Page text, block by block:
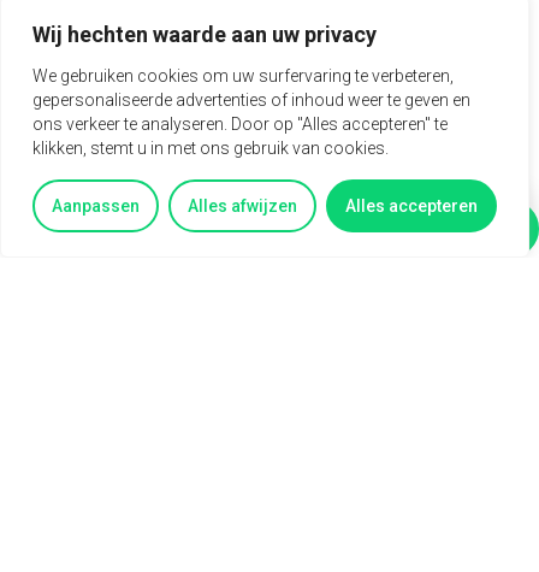
Wij hechten waarde aan uw privacy
We gebruiken cookies om uw surfervaring te verbeteren,
gepersonaliseerde advertenties of inhoud weer te geven en
ons verkeer te analyseren. Door op "Alles accepteren" te
klikken, stemt u in met ons gebruik van cookies.
Aanpassen Alles afwijzen Alles accepteren
Vertel mij meer Vragen?
Nauwkeurig, communicatief sterk en proactief
Wat wij bieden
Brutosalaris tussen €3.500 en €4.000 per maand
(afhankelijk van ervaring)
Dienstverband van 32 tot 40 uur per week
CAO Metaal & Techniek (incl. 13 ADV-dagen)